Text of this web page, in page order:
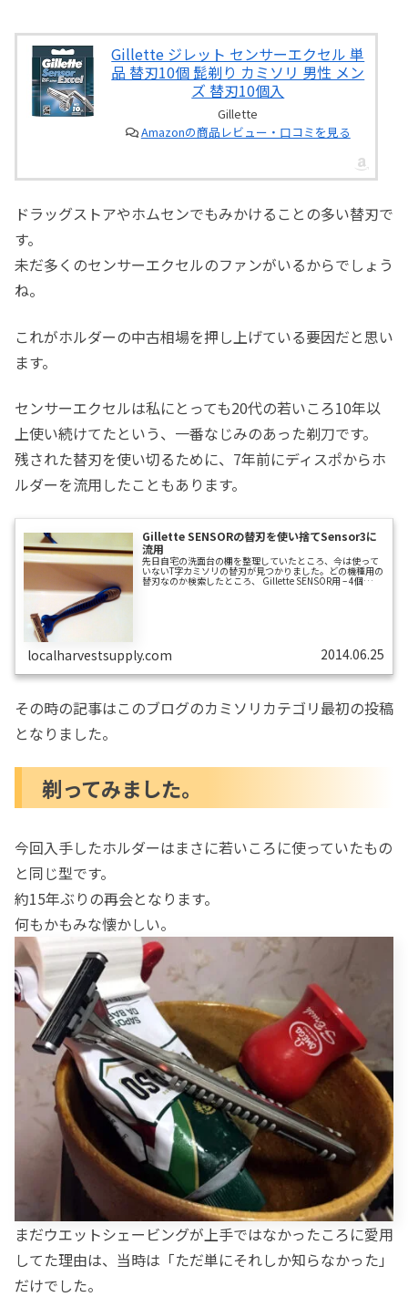
する
センサー互換ホルダーの別のビンテー
ジ中古品を発見、購入
中古のカミソリを入手した際の
洗浄方法を施します。
ジレット商法からの脱却と回帰
Gillette ジレット センサーエクセル 単
品 替刃10個 髭剃り カミソリ 男性 メン
ズ 替刃10個入
Gillette
Amazonの商品レビュー・口コミを見る
ドラッグストアやホムセンでもみかけることの多い替刃で
す。
未だ多くのセンサーエクセルのファンがいるからでしょう
ね。
これがホルダーの中古相場を押し上げている要因だと思い
ます。
センサーエクセルは私にとっても20代の若いころ10年以
上使い続けてたという、一番なじみのあった剃刀です。
残された替刃を使い切るために、7年前にディスポからホ
ルダーを流用したこともあります。
Gillette SENSORの替刃を使い捨てSensor3に
流用
先日自宅の洗面台の棚を整理していたところ、今は使って
いないT字カミソリの替刃が見つかりました。どの機種用の
替刃なのか検索したところ、 Gillette SENSOR用 – 4個
localharvestsupply.com 2014.06.25
その時の記事はこのブログのカミソリカテゴリ最初の投稿
となりました。
剃ってみました。
今回入手したホルダーはまさに若いころに使っていたもの
と同じ型です。
約15年ぶりの再会となります。
何もかもみな懐かしい。
まだウエットシェービングが上手ではなかったころに愛用
してた理由は、当時は「ただ単にそれしか知らなかった」
だけでした。